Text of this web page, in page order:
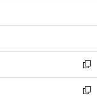
ウ
開
く
新
し
い
新